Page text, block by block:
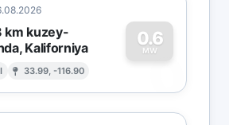
km kuzey-
Kaliforniya
I 33.99, -116.90
0.6
MW
0